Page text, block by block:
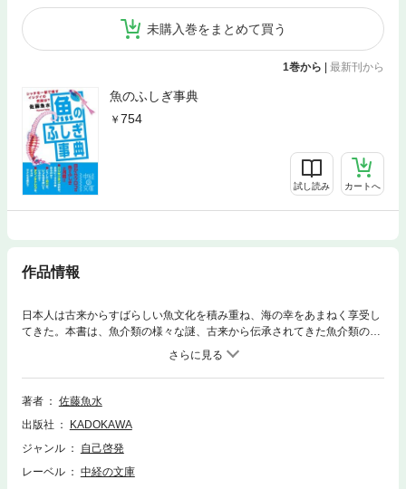
未購入巻をまとめて買う
1巻から | 最新刊から
魚のふしぎ事典
754
試し読み カートへ
作品情報
日本人は古来からすばらしい魚文化を積み重ね、海の幸をあまねく享受し
てきた。本書は、魚介類の様々な謎、古来から伝承されてきた魚介類のこ
とわざ、伝統、俗信などの謎、暮らしのなかの魚の謎などに光を当てて、
知っているようで知らない「魚のふしぎ」をなぞなぞ形式でわかりやすく
解説した楽しいイラスト付文庫。
著者
佐藤魚水
出版社
KADOKAWA
ジャンル
自己啓発
レーベル
中経の文庫